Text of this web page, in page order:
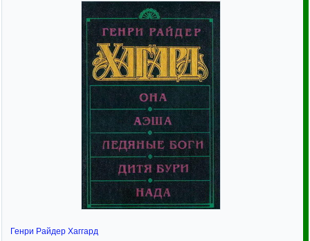
Генри Райдер Хаггард